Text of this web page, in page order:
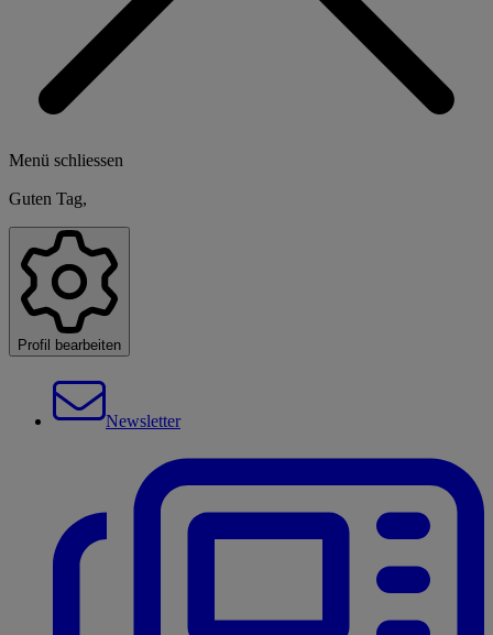
Menü schliessen
Guten Tag,
Profil bearbeiten
Newsletter